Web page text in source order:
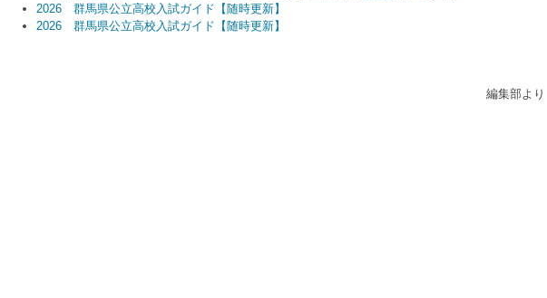
2026 群馬県公立高校入試ガイド【随時更新】
2026 群馬県公立高校入試ガイド【随時更新】
編集部よ